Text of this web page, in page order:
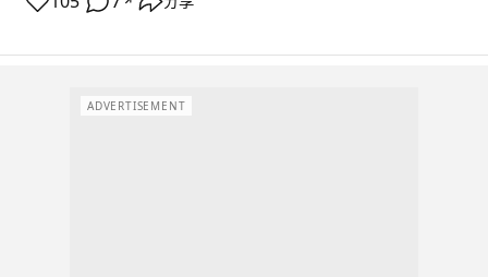
ADVERTISEMENT